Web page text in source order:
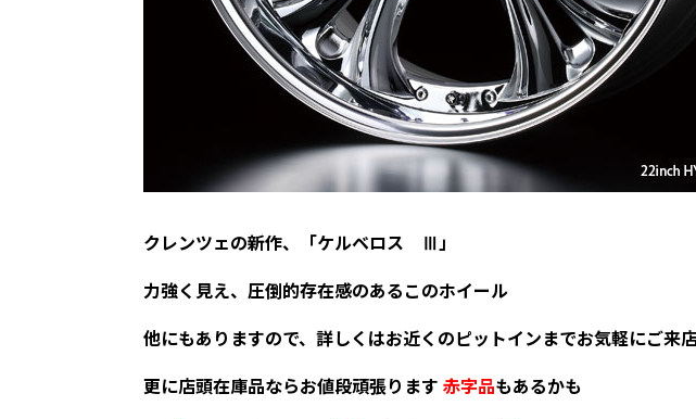
クレンツェの新作、「ケルベロス Ⅲ」
力強く見え、圧倒的存在感のあるこのホイール
他にもありますので、詳しくはお近くのピットインまでお気軽にご来
更に店頭在庫品ならお値段頑張ります 赤字品もあるかも